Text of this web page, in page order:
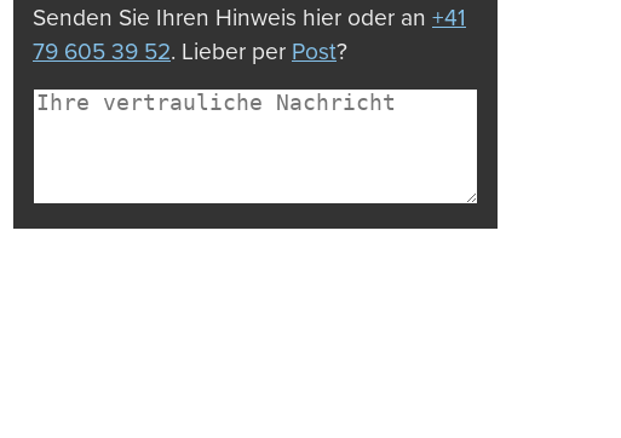
Senden Sie Ihren Hinweis hier oder an +41
79 605 39 52. Lieber per Post?